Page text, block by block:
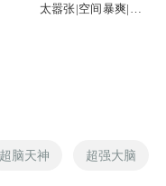
太嚣张|空间暴爽|穿
超脑天神 超强大脑